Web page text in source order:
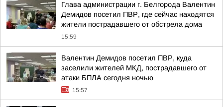
Глава администрации г. Белгорода Валентин
Демидов посетил ПВР, где сейчас находятся
жители пострадавшего от обстрела дома
15:59
Валентин Демидов посетил ПВР, куда
заселили жителей МКД, пострадавшего от
атаки БПЛА сегодня ночью
15:57